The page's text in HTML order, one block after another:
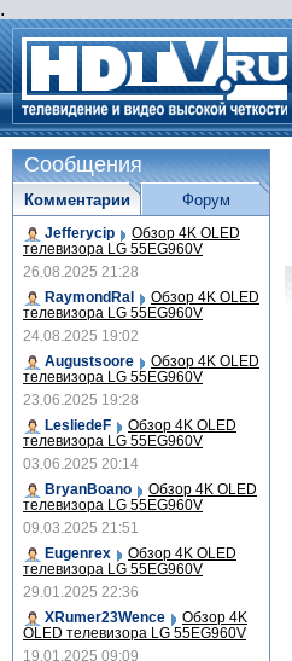
.
Сообщения
Комментарии
Jefferycip Обзор 4K OLED
телевизора LG 55EG960V
26.08.2025 21:28
RaymondRal
Обзор 4K OLED
телевизора LG 55EG960V
24.08.2025 19:02
Augustsoore
Обзор 4K OLED
телевизора LG 55EG960V
23.06.2025 19:28
LesliedeF
Обзор 4K OLED
телевизора LG 55EG960V
03.06.2025 20:14
BryanBoano
Обзор 4K OLED
телевизора LG 55EG960V
09.03.2025 21:51
Eugenrex
Обзор 4K OLED
телевизора LG 55EG960V
29.01.2025 22:36
XRumer23Wence
Обзор 4K
OLED телевизора LG 55EG960V
19.01.2025 09:09
Форум